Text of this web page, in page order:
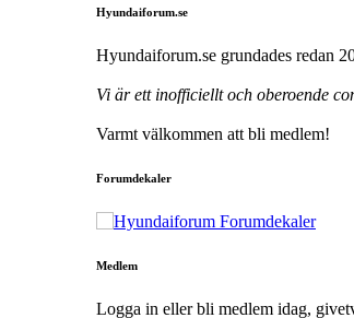
Hyundaiforum.se
Hyundaiforum.se grundades redan
Vi är ett inofficiellt och oberoende
Varmt välkommen att bli medlem!
Forumdekaler
Medlem
Logga in eller bli medlem idag,